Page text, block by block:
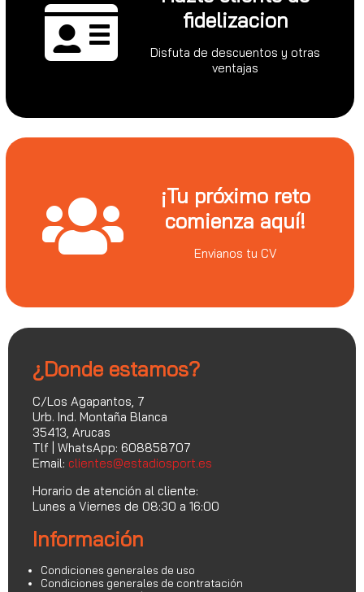
fidelizacion
Disfuta de descuentos y otras
ventajas
¡Tu próximo reto
comienza aquí!
Envianos tu CV
¿Donde estamos?
C/Los Agapantos, 7
Urb. Ind. Montaña Blanca
35413, Arucas
Tlf | WhatsApp: 608858707
Email: clientes@estadiosport.es
Horario de atención al cliente:
Lunes a Viernes de 08:30 a 16:00
Información
Condiciones generales de uso
Condiciones generales de contratación